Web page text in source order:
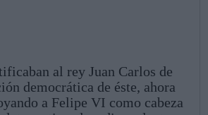
Opinión Cultura Deportes
al rey Juan Carlos de
democrática de éste, ahora
a Felipe VI como cabeza